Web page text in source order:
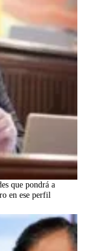
que pondrá a
en ese perfil